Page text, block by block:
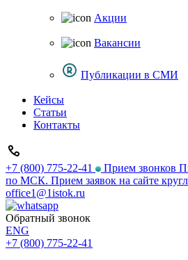
Акции
Вакансии
Публикации в СМИ
Кейсы
Статьи
Контакты
+7 (800) 775-22-41
Прием звонков
по МСК. Прием заявок на сайте
office1@1istok.ru
Обратный звонок
ENG
+7 (800) 775-22-41